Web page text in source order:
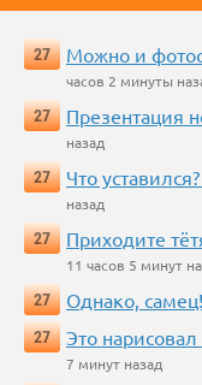
27 Можно и
часов 2 минуты
27
Презентация
назад
27
Что
назад
27
Приходите
11 часов 5 минут
27
Однако,
27
Это
7 минут назад